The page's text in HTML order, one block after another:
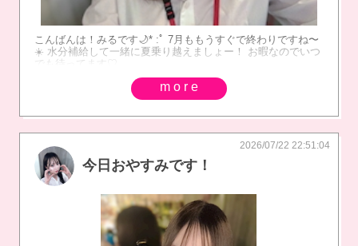
こんばんは！みるです🌙* :ﾟ 7月ももうすぐで終わりですね〜
☀️ 水分補給して一緒に夏乗り越えましょー！ お暇なのでいつ
でも待ってます♡
more
今日おやすみです！
2026/07/22 22:51:04